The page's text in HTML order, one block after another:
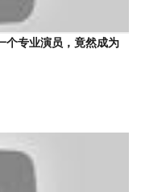
个专业演员，竟然成为